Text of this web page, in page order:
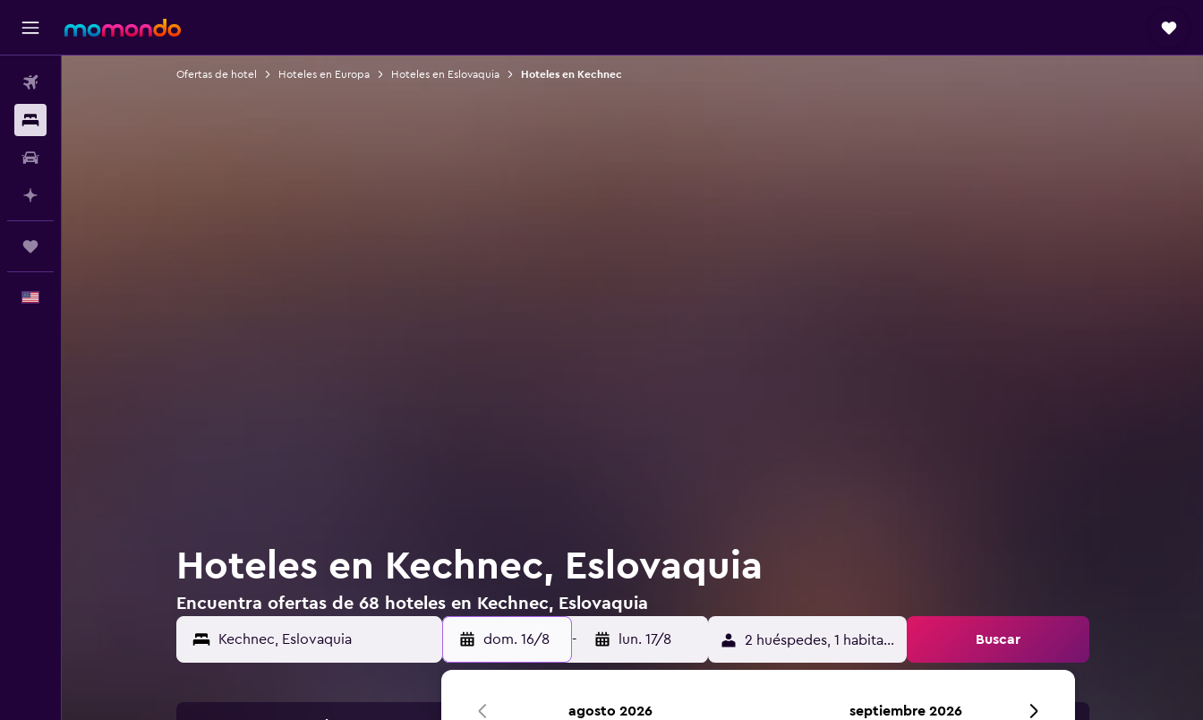
Ofertas de hotel Hoteles en Europa Hoteles en Eslovaquia Hoteles en Kechnec
Hoteles en Kechnec, Eslovaquia
Encuentra ofertas de 68 hoteles en Kechnec, Eslovaquia
dom. 16/8 - lun. 17/8 2 huéspedes, 1 habitación Buscar
agosto 2026 septiembre 2026